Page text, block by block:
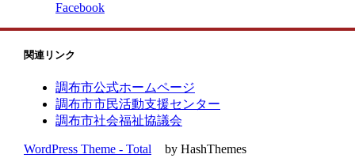
Facebook
関連リンク
調布市公式ホームページ
調布市市民活動支援センター
調布市社会福祉協議会
WordPress Theme - Total by HashThemes